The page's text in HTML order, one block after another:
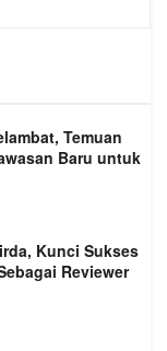
Temuan
Baru untuk
Kunci Sukses
Reviewer